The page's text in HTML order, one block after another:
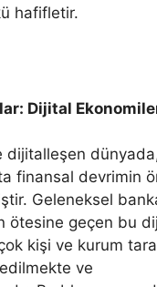
hafifletir.
Dijital
dijitalleşen
finansal devrimin
Geleneksel
ötesine geçen bu
kişi ve kurum
ve